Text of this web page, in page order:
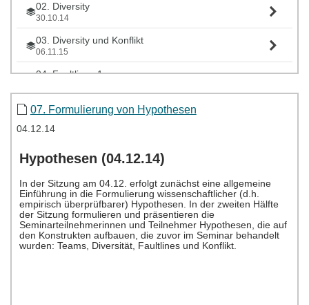
02. Diversity
30.10.14
03. Diversity und Konflikt
06.11.15
04. Faultlines 1
05. Faultlines 2
07. Formulierung von Hypothesen
04.12.14